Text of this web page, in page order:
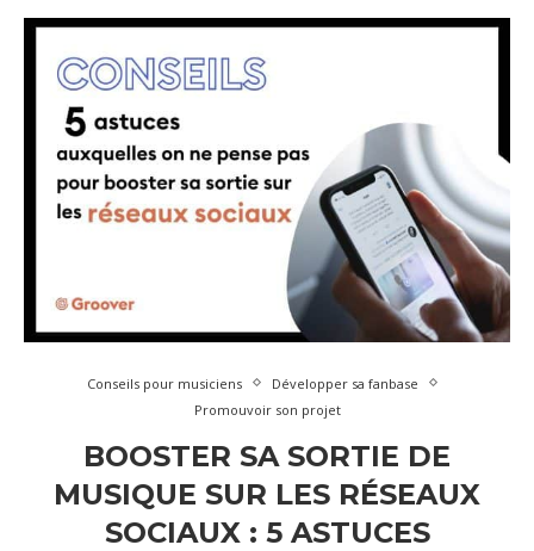
Conseils pour musiciens
Développer sa fanbase
Promouvoir son projet
BOOSTER SA SORTIE DE
MUSIQUE SUR LES RÉSEAUX
SOCIAUX : 5 ASTUCES